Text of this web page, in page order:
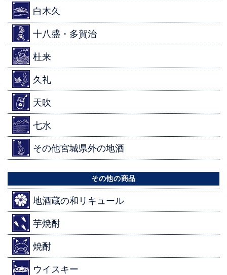
白木久
十八盛・多賀治
杜来
久礼
天吹
七水
その他宮城県外の地酒
その他の商品
地酒蔵の和リキュール
芋焼酎
焼酎
ウイスキー